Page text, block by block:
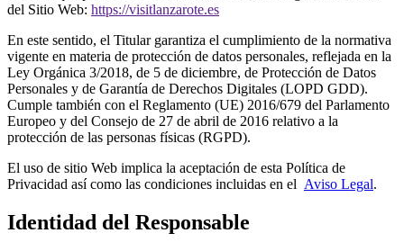
del Sitio Web: https://visitlanzarote.es
En este sentido, el Titular garantiza el cumplimiento de la normativa
vigente en materia de protección de datos personales, reflejada en la
Ley Orgánica 3/2018, de 5 de diciembre, de Protección de Datos
Personales y de Garantía de Derechos Digitales (LOPD GDD).
Cumple también con el Reglamento (UE) 2016/679 del Parlamento
Europeo y del Consejo de 27 de abril de 2016 relativo a la
protección de las personas físicas (RGPD).
El uso de sitio Web implica la aceptación de esta Política de
Privacidad así como las condiciones incluidas en el Aviso Legal.
Identidad del Responsable